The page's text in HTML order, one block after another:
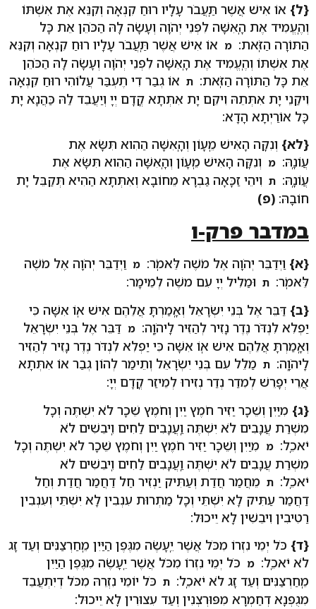
{ל} אוֹ אִישׁ אֲשֶׁר תַּֽעֲבֹר עָלָיו רוּחַ קִנְאָה וְקִנֵּא אֶת אִשְׁתּוֹ
וְהֶֽעֱמִיד אֶת הָֽאִשָּׁה לִפְנֵי יְהֹוָה וְעָשָׂה לָהּ הַכֹּהֵן אֵת כָּל
הַתּוֹרָה הַזֹּֽאת: מ אוֹ אִישׁ אֲשֶׁר תַּֽעֲבֹר עָלָיו רוּחַ קִנְאָה וְקִנֵּא
אֶת אִשְׁתּוֹ וְהֶֽעֱמִיד אֶת הָֽאִשָּׁה לִפְנֵי יְהֹוָה וְעָשָׂה לָהּ הַכֹּהֵן
אֵת כָּל הַתּוֹרָה הַזֹּֽאת: ת אוֹ גְבַר דִי תֶעְבַּר עֲלוֹהִי רוּחַ קִנְאָה
וִיקַנֵי יָת אִתְּתֵהּ וִיקֵם יָת אִתְּתָא קֳדָם יְיָ וְיַעֲבֵד לַהּ כַּהֲנָא יָת
כָּל אוֹרַיְתָא הָדָא:
{לא} וְנִקָּה הָאִישׁ מֵֽעָוֹן וְהָֽאִשָּׁה הַהִוא תִּשָּׂא אֶת
עֲוֹנָֽהּ: מ וְנִקָּה הָאִישׁ מֵֽעָוֹן וְהָֽאִשָּׁה הַהִוא תִּשָּׂא אֶת
עֲוֹנָֽהּ: ת וִיהֵי זַכָּאָה גַבְרָא מֵחוֹבָא וְאִתְּתָא הַהִיא תְּקַבֵּל יָת
חוֹבָהּ: (פ)
במדבר פרק-ו
{א} וַיְדַבֵּר יְהֹוָה אֶל מֹשֶׁה לֵּאמֹֽר: מ וַיְדַבֵּר יְהֹוָה אֶל מֹשֶׁה
לֵּאמֹֽר: ת וּמַלִיל יְיָ עִם משֶׁה לְמֵימָר:
{ב} דַּבֵּר אֶל בְּנֵי יִשְׂרָאֵל וְאָֽמַרְתָּ אֲלֵהֶם אִישׁ אֽוֹ אִשָּׁה כִּי
יַפְלִא לִנְדֹּר נֶדֶר נָזִיר לְהַזִּיר לַֽיהֹוָֽה: מ דַּבֵּר אֶל בְּנֵי יִשְׂרָאֵל
וְאָֽמַרְתָּ אֲלֵהֶם אִישׁ אֽוֹ אִשָּׁה כִּי יַפְלִא לִנְדֹּר נֶדֶר נָזִיר לְהַזִּיר
לַֽיהֹוָֽה: ת מַלֵל עִם בְּנֵי יִשְׂרָאֵל וְתֵימַר לְהוֹן גְבַר אוֹ אִתְּתָא
אֲרֵי יְפָרֵשׁ לְמִדַר נְדַר נְזִירוּ לְמֵיזַר קֳדָם יְיָ:
{ג} מִיַּיִן וְשֵׁכָר יַזִּיר חֹמֶץ יַיִן וְחֹמֶץ שֵׁכָר לֹא יִשְׁתֶּה וְכָל
מִשְׁרַת עֲנָבִים לֹא יִשְׁתֶּה וַֽעֲנָבִים לַחִים וִֽיבֵשִׁים לֹא
יֹאכֵֽל: מ מִיַּיִן וְשֵׁכָר יַזִּיר חֹמֶץ יַיִן וְחֹמֶץ שֵׁכָר לֹא יִשְׁתֶּה וְכָל
מִשְׁרַת עֲנָבִים לֹא יִשְׁתֶּה וַֽעֲנָבִים לַחִים וִֽיבֵשִׁים לֹא
יֹאכֵֽל: ת מֵחֲמַר חֲדַת וְעַתִּיק יַנְזִיר חַל דַחֲמַר חֲדַת וְחַל
דַחֲמַר עַתִּיק לָא יִשְׁתֵּי וְכָל מַתְרוּת עִנְבִין לָא יִשְׁתֵּי וְעִנְבִין
רַטִיבִין וִיבֵשִׁין לָא יֵיכוּל:
{ד} כֹּל יְמֵי נִזְרוֹ מִכֹּל אֲשֶׁר יֵֽעָשֶׂה מִגֶּפֶן הַיַּיִן מֵֽחַרְצַנִּים וְעַד זָג
לֹא יֹאכֵֽל: מ כֹּל יְמֵי נִזְרוֹ מִכֹּל אֲשֶׁר יֵֽעָשֶׂה מִגֶּפֶן הַיַּיִן
מֵֽחַרְצַנִּים וְעַד זָג לֹא יֹאכֵֽל: ת כֹּל יוֹמֵי נִזְרֵהּ מִכֹּל דְיִתְעֲבֵד
מִגֻפְנָא דְחַמְרָא מִפּוּרְצְנִין וְעַד עִצוּרִין לָא יֵיכוּל: